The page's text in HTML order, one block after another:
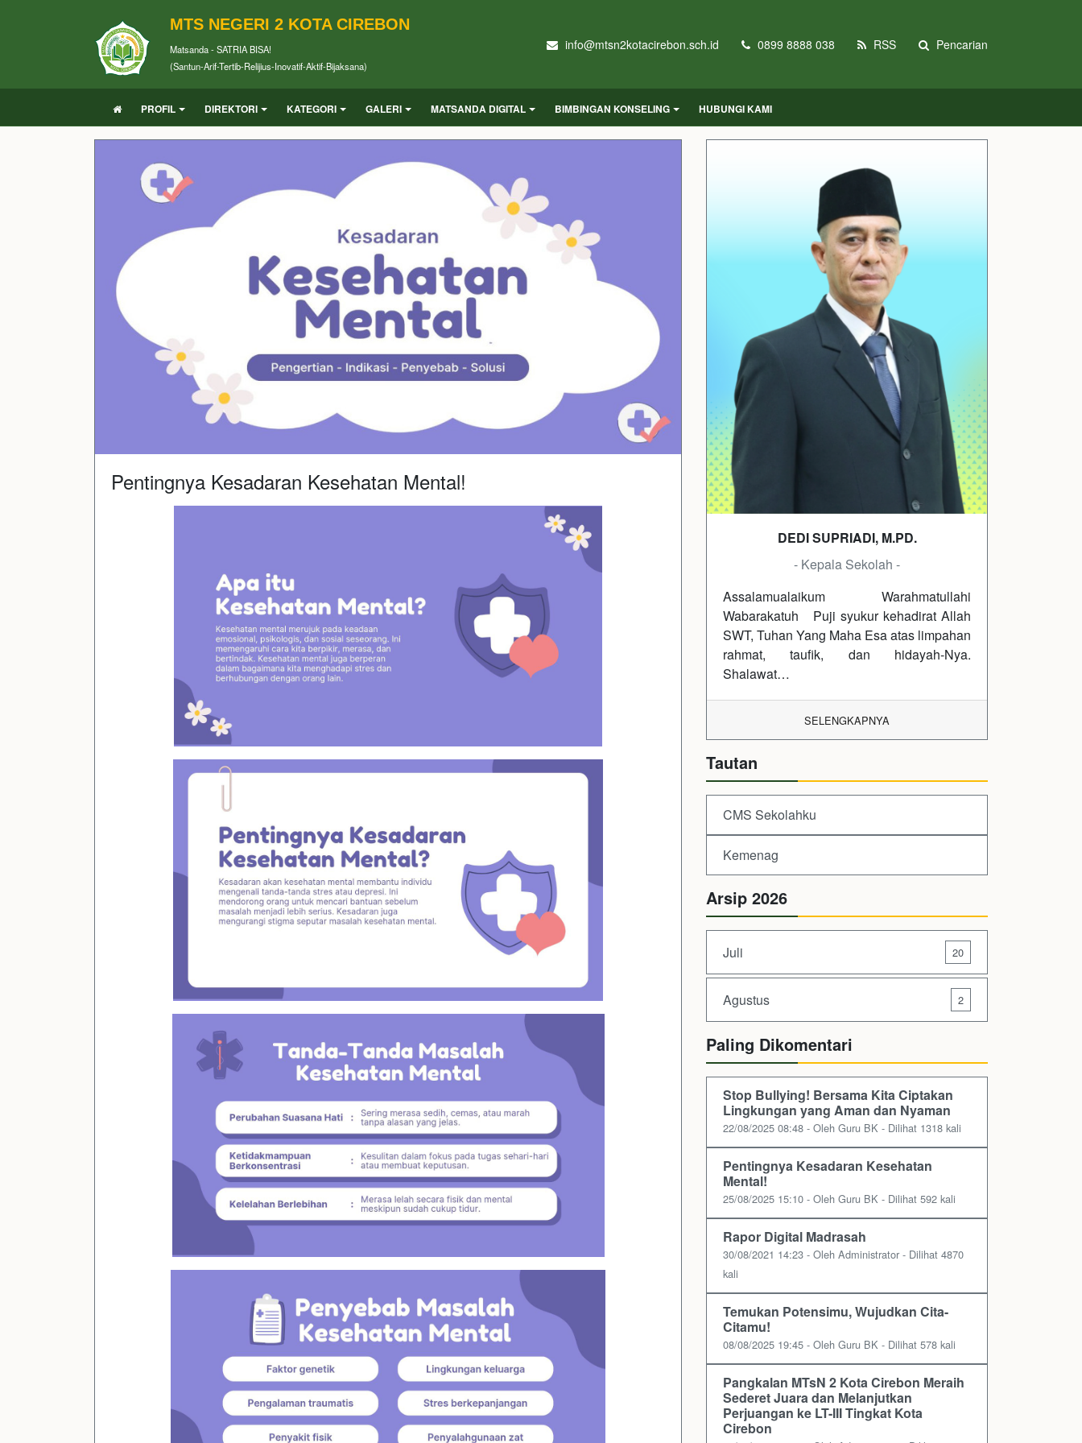
MTS NEGERI 2 KOTA CIREBON
Matsanda - SATRIA BISA!
(Santun-Arif-Tertib-Relijius-Inovatif-Aktif-Bijaksana)
info@mtsn2kotacirebon.sch.id 0899 8888 038 RSS Pencarian
PROFIL DIREKTORI KATEGORI GALERI MATSANDA DIGITAL BIMBINGAN KONSELING HUBUNGI KAMI
Pentingnya Kesadaran Kesehatan Mental!
DEDI SUPRIADI, M.PD.
- Kepala Sekolah -
Assalamualaikum Warahmatullahi
Wabarakatuh Puji syukur kehadirat Allah
SWT, Tuhan Yang Maha Esa atas limpahan
rahmat, taufik, dan hidayah-Nya.
Shalawat…
SELENGKAPNYA
Tautan
CMS Sekolahku
Kemenag
Arsip 2026
Juli 20
Agustus 2
Paling Dikomentari
Stop Bullying! Bersama Kita Ciptakan
Lingkungan yang Aman dan Nyaman
22/08/2025 08:48 - Oleh Guru BK - Dilihat 1318 kali
Pentingnya Kesadaran Kesehatan
Mental!
25/08/2025 15:10 - Oleh Guru BK - Dilihat 592 kali
Rapor Digital Madrasah
30/08/2021 14:23 - Oleh Administrator - Dilihat 4870
kali
Temukan Potensimu, Wujudkan Cita-
Citamu!
08/08/2025 19:45 - Oleh Guru BK - Dilihat 578 kali
Pangkalan MTsN 2 Kota Cirebon Meraih
Sederet Juara dan Melanjutkan
Perjuangan ke LT-III Tingkat Kota
Cirebon